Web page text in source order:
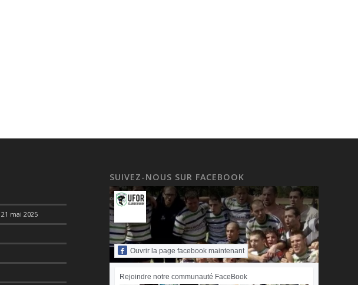
21 mai 2025
SUIVEZ-NOUS SUR FACEBOOK
Ouvrir la page facebook maintenant
Rejoindre notre communauté FaceBook